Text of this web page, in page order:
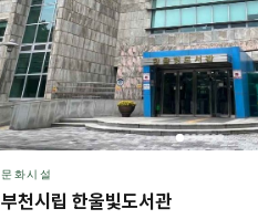
문화시설
부천시립 한울빛도서관